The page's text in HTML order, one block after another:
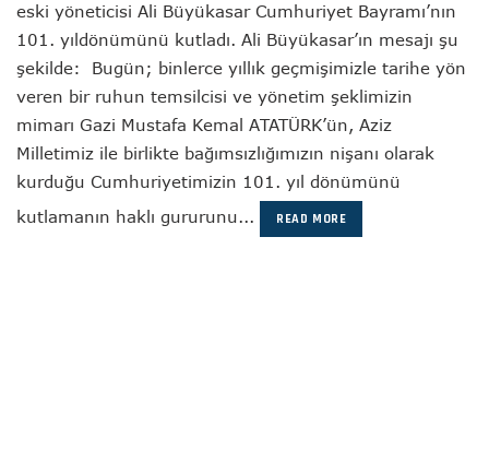
eski yöneticisi Ali Büyükasar Cumhuriyet Bayramı’nın
101. yıldönümünü kutladı. Ali Büyükasar’ın mesajı şu
şekilde: Bugün; binlerce yıllık geçmişimizle tarihe yön
veren bir ruhun temsilcisi ve yönetim şeklimizin
mimarı Gazi Mustafa Kemal ATATÜRK’ün, Aziz
Milletimiz ile birlikte bağımsızlığımızın nişanı olarak
kurduğu Cumhuriyetimizin 101. yıl dönümünü
kutlamanın haklı gururunu...
READ MORE